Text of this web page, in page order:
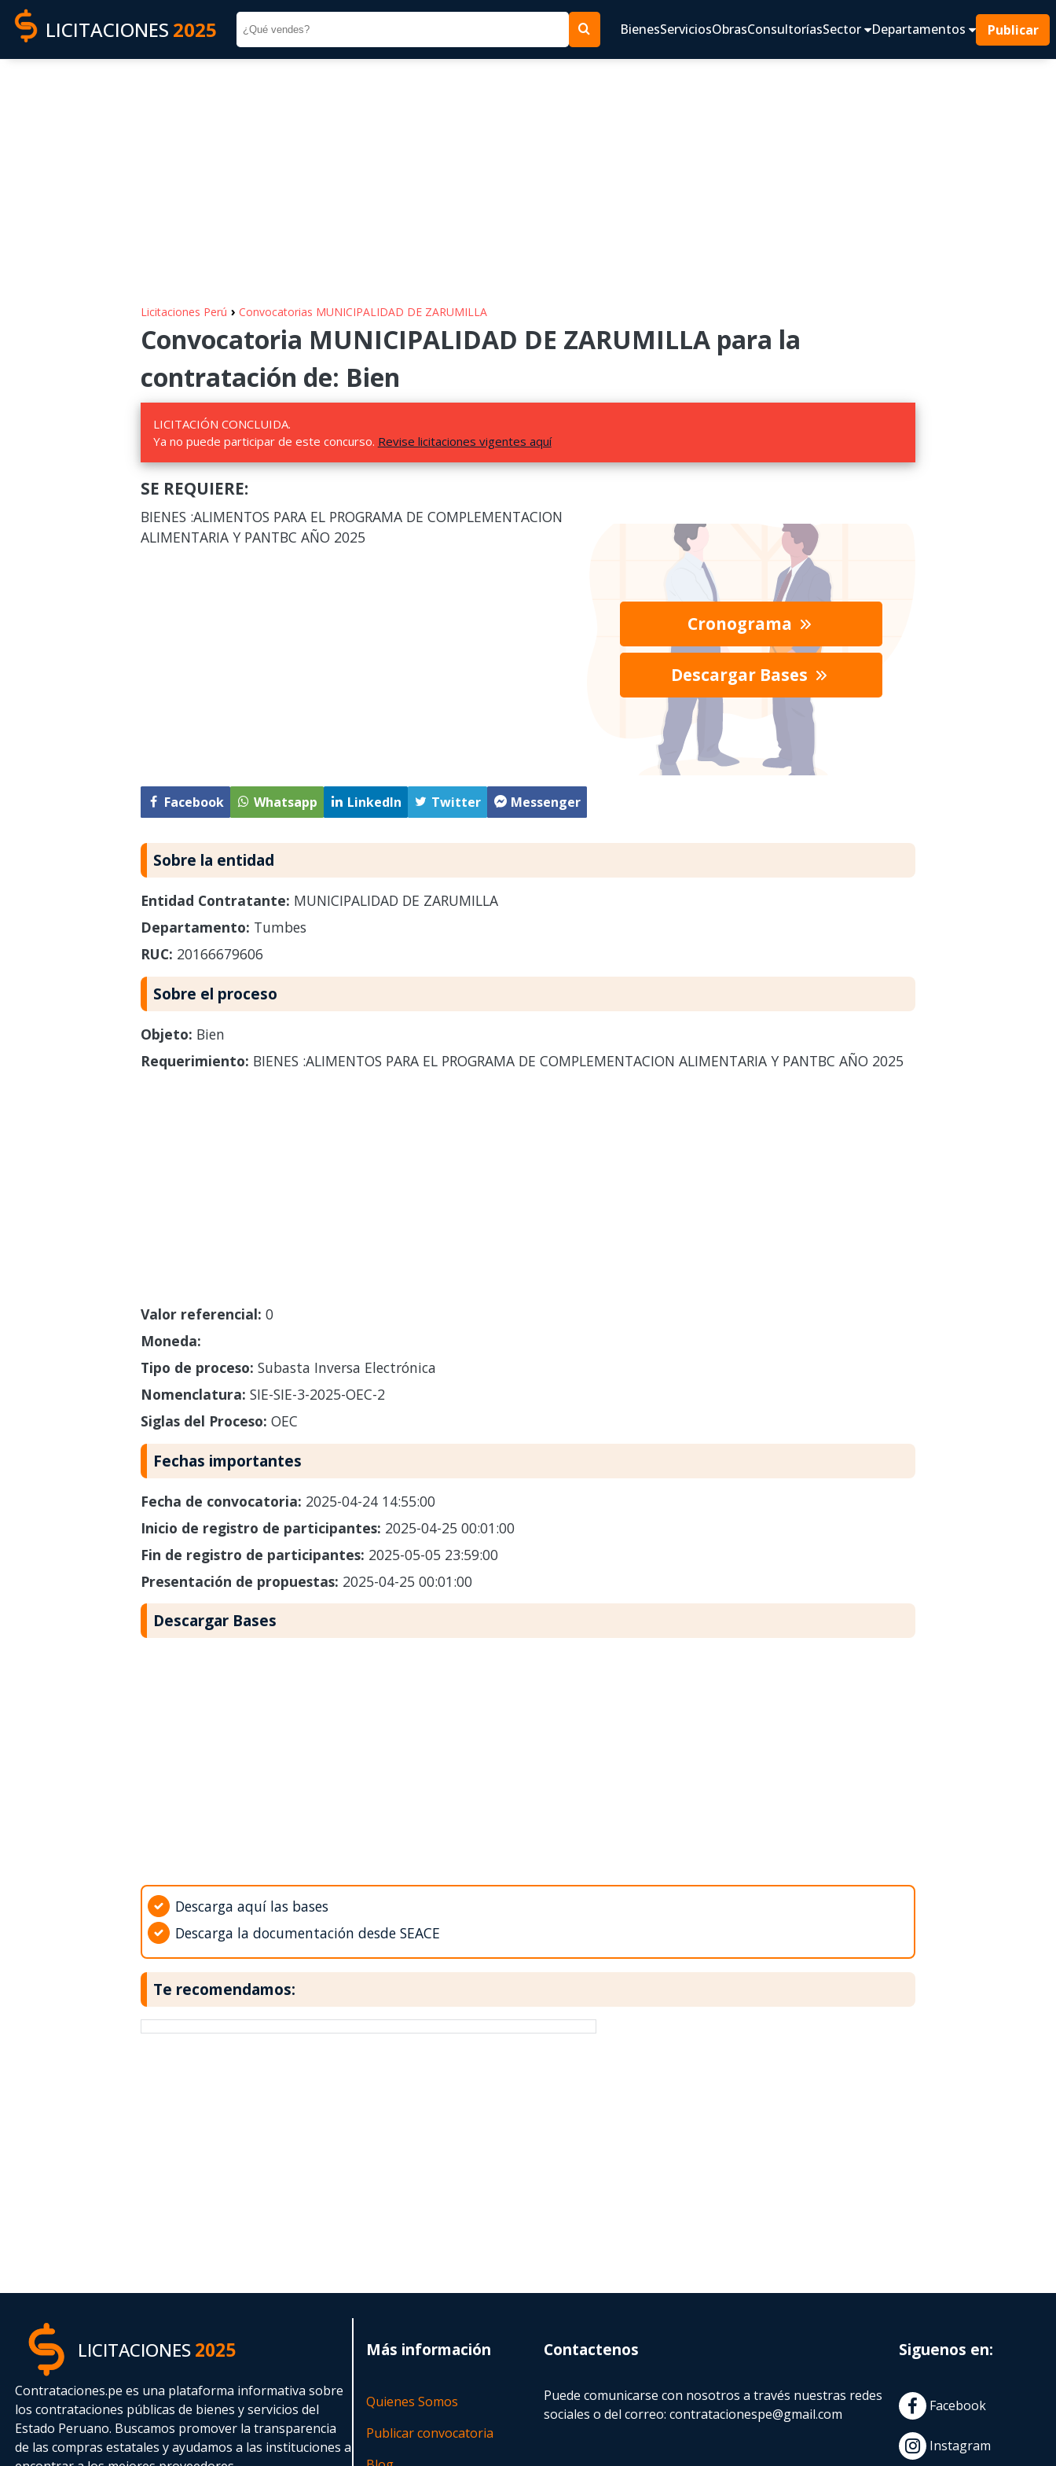
LICITACIONES 2025 BienesServiciosObrasConsultoríasSector Departamentos Publicar
Licitaciones Perú › Convocatorias MUNICIPALIDAD DE ZARUMILLA
Convocatoria MUNICIPALIDAD DE ZARUMILLA para la
contratación de: Bien
LICITACIÓN CONCLUIDA.
Ya no puede participar de este concurso. Revise licitaciones vigentes aquí
SE REQUIERE:
BIENES :ALIMENTOS PARA EL PROGRAMA DE COMPLEMENTACION
ALIMENTARIA Y PANTBC AÑO 2025
Facebook Whatsapp LinkedIn Twitter Messenger
Cronograma
Descargar Bases
Sobre la entidad
Entidad Contratante: MUNICIPALIDAD DE ZARUMILLA
Departamento: Tumbes
RUC: 20166679606
Sobre el proceso
Objeto: Bien
Requerimiento: BIENES :ALIMENTOS PARA EL PROGRAMA DE COMPLEMENTACION ALIMENTARIA Y PANTBC AÑO 2025
Valor referencial: 0
Moneda:
Tipo de proceso: Subasta Inversa Electrónica
Nomenclatura: SIE-SIE-3-2025-OEC-2
Siglas del Proceso: OEC
Fechas importantes
Fecha de convocatoria: 2025-04-24 14:55:00
Inicio de registro de participantes: 2025-04-25 00:01:00
Fin de registro de participantes: 2025-05-05 23:59:00
Presentación de propuestas: 2025-04-25 00:01:00
Descargar Bases
Descarga aquí las bases
Descarga la documentación desde SEACE
Te recomendamos:
LICITACIONES2025
Contrataciones.pe es una plataforma informativa sobre
los contrataciones públicas de bienes y servicios del
Estado Peruano. Buscamos promover la transparencia
de las compras estatalesy ayudamos a las instituciones a
Más información
Quienes Somos
Publicar convocatoria
Contactenos
Puede comunicarse con nosotros a través nuestras redes
sociales o del correo:contratacionespe@gmail.com
Siguenos en:
Facebook
Instagram